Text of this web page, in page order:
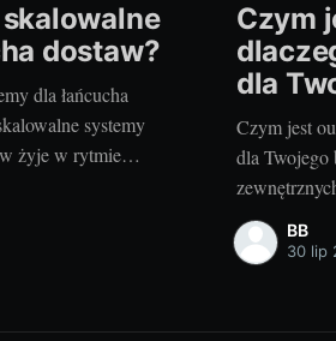
dostaw?
dla łańcucha
systemy
żyje w rytmie
zdarzeń. Gdy
odbioru i
Czym
dla
Czym jest
dla Twojego
celu
serwis
BB
30 lip